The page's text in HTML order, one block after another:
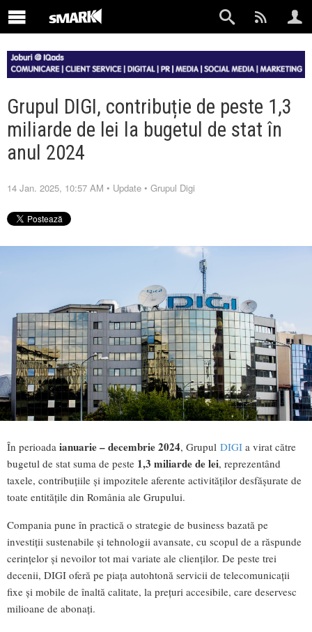
Grupul DIGI, contribuție de peste 1,3
miliarde de lei la bugetul de stat în
anul 2024
14 Jan. 2025, 10:57 AM • Update • Grupul Digi
În perioada ianuarie – decembrie 2024, Grupul DIGI a virat către
bugetul de stat suma de peste 1,3 miliardede lei, reprezentând
taxele, contribuțiile și impozitele aferente activităților desfășurate de
toate entitățile din România ale Grupului.
Compania pune în practică o strategie de business bazată pe
investiții sustenabile și tehnologii avansate, cu scopul de a răspunde
cerințelor și nevoilor tot mai variate ale clienților. De peste trei
decenii, DIGI oferă pe piața autohtonă servicii de telecomunicații
fixe și mobile de înaltă calitate, la prețuri accesibile, care deservesc
milioane de abonați.